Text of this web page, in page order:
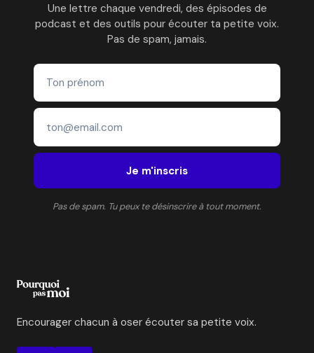
Une lettre chaque vendredi, des épisodes de
podcast et des outils pour écouter ta petite voix.
Pas de spam, jamais.
Je m'inscris
Pas de spam. Tu peux te désinscrire à tout moment.
Encourager chacun à oser écouter sa petite voix.